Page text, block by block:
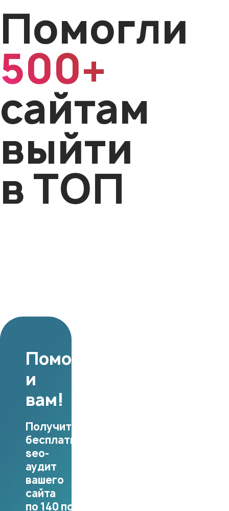
Помогли
500+
сайтам
выйти
в ТОП
Поможем
и
вам!
Получите
бесплатный
seo-
аудит
вашего
сайта
по 140 показателям